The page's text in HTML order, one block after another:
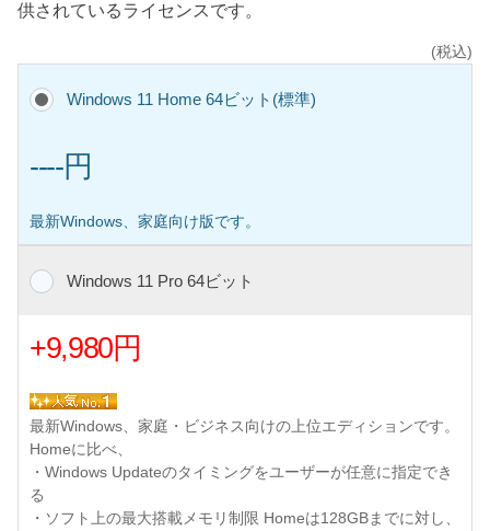
供されているライセンスです。
(税込)
Windows 11 Home 64ビット(標準)
----円
最新Windows、家庭向け版です。
Windows 11 Pro 64ビット
+9,980円
最新Windows、家庭・ビジネス向けの上位エディションです。
Homeに比べ、
・Windows Updateのタイミングをユーザーが任意に指定でき
る
・ソフト上の最大搭載メモリ制限 Homeは128GBまでに対し、